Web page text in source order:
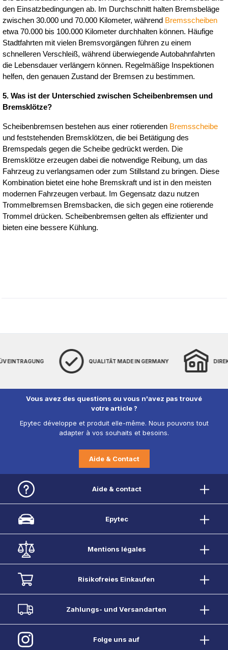
den Einsatzbedingungen ab. Im Durchschnitt halten Bremsbeläge
zwischen 30.000 und 70.000 Kilometer, während Bremsscheiben
etwa 70.000 bis 100.000 Kilometer durchhalten können. Häufige
Stadtfahrten mit vielen Bremsvorgängen führen zu einem
schnelleren Verschleiß, während überwiegende Autobahnfahrten
die Lebensdauer verlängern können. Regelmäßige Inspektionen
helfen, den genauen Zustand der Bremsen zu bestimmen.
5. Was ist der Unterschied zwischen Scheibenbremsen und
Bremsklötze?
Scheibenbremsen bestehen aus einer rotierenden Bremsscheibe
und feststehenden Bremsklötzen, die bei Betätigung des
Bremspedals gegen die Scheibe gedrückt werden. Die
Bremsklötze erzeugen dabei die notwendige Reibung, um das
Fahrzeug zu verlangsamen oder zum Stillstand zu bringen. Diese
Kombination bietet eine hohe Bremskraft und ist in den meisten
modernen Fahrzeugen verbaut. Im Gegensatz dazu nutzen
Trommelbremsen Bremsbacken, die sich gegen eine rotierende
Trommel drücken. Scheibenbremsen gelten als effizienter und
bieten eine bessere Kühlung.
EINTRAGUNG QUALITÄT MADE IN GERMANY
Vous avez des questions ou vous n'avez pas trouvé
votre article ?
Epytec développe et produit elle-même. Nous pouvons tout
adapter à vos souhaits et besoins.
Aide & Contact
Aide & contact
Epytec
Mentions légales
Risikofreies Einkaufen
Zahlungs- und Versandarten
Folge uns auf